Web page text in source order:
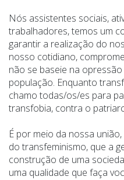
Nós assistentes sociais,
trabalhadores, temos um
garantir a realização do
nosso cotidiano,
não se baseie na
população. Enquanto
chamo todas/os/es para
transfobia, contra o
É por meio da nossa
do transfeminismo, que a
construção de uma
uma qualidade que faça